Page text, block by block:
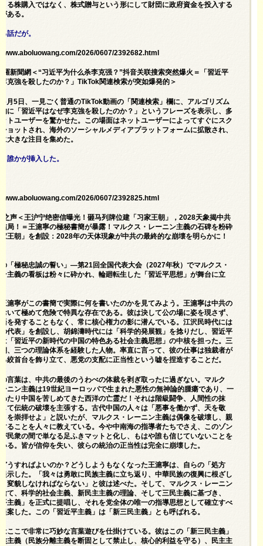
る株購入ではなく、株式贈与という形にして財団に政府資金を投入する
ある。
話だが。
2026/0607/2392682.html
羅新聞網＜“习近平为什么杀李克强？”抖音关联搜索突然爆火＝「習近平
克強を殺したのか？」TikTok関連検索が突如爆発的＞
6月5日、一見ごく普通のTikTok動画の「関連検索」欄に、アルゴリズム
に「習近平はなぜ李克強を殺したのか？」というフレーズを表示し、多
トユーザーを驚かせた。この場面はネットユーザーによってすぐにスク
ョットされ、海外のソーシャルメディアプラットフォームに拡散され、
大きな注目を集めた。
誰かが挿入した。
2026/0607/2392825.html
之声＜王沪宁绝密信曝光！砸马列牌位建「习家王朝」，2028天象揭中共
局！＝王滬寧の極秘書簡が暴露！マルクス・レーニン主義の石碑を粉砕
王朝」を創設：2028年の天体現象が中共の最終的な崩壊を明らかに！
「極秘忠誠の誓い」―第21回全国代表大会（2027年秋）でマルクス・
主義の看板は粉々に砕かれ、輪廻転生した「習近平思想」が舞台に立
滬寧がこの書簡で実際に何を書いたのかを見てみよう。王滬寧は中共の
いて極めて危険で特異な存在である。彼は決して公の場に姿を現さず、
を発することもなく、常に核心権力の影に潜んでいる。江沢民時代には
代表」を創設し、胡錦濤時代には「科学的発展観」を捻りだし、習近平
「習近平の新時代の中国の特色ある社会主義思想」の中核を担った。三
、三つの理論体系を経験した人物。率直に言って、彼の仕事は独裁者が
絞首台を飾り立て、悪党の支配に正当性という嘘を捏造することだ。
言葉は、中共の最後のうわべの体裁を剥ぎ取ったに過ぎない。マルク
ニン主義は19世紀ヨーロッパで生まれた悪性の無神論的腫瘍であり、一
たり中国を苦しめてきた西洋の亡霊だ！それは階級闘争、人間性の抹
て伝統の破壊を主張する。古代中国の人々は「悪事を働かず、天を敬
を崇拝せよ」と説いたが、マルクス・レーニン主義は偶像を破壊し、親
ることを人々に教えている。今や中南海の指導者たちでさえ、このゾン
民衆の間で単なる足ふきマットと化し、もはや誰も信じていないことを
る。皆が信仰を失い、彼らの統治の正当性は完全に崩壊した。
うすればよいのか？どうしようもなくなった王滬寧は、自らの「処方
示した。「我々は勇敢に民族主義に立ち返り、中華民族の復興に根ざし
変貌しなければならない」と彼は述べた。そして、マルクス・レーニン
て、科学的社会主義、新民主主義の理論、そして三民主義に基づき、
主義」を正式に提唱し、それを党全体の唯一の指導思想として確立すべ
案した。この「習近平主義」は「新三民主義」とも呼ばれる。
ここで非常に巧妙な言葉遊びを仕掛けている。彼はこの「新三民主義」
主義（民族分離主義を断固として禁止し、核心的利益を守る）、民主主